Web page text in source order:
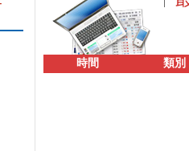
時間 類別